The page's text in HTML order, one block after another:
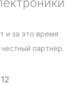
и за это время
партнер.